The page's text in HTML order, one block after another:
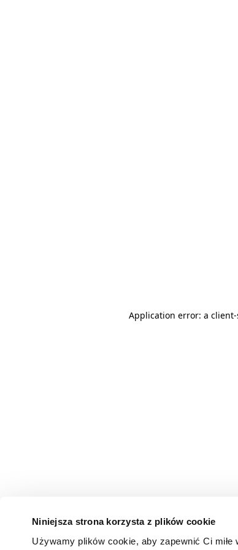
Niniejsza strona korzysta z plików cookie
Używamy plików cookie, aby zapewnić Ci
Application error: a